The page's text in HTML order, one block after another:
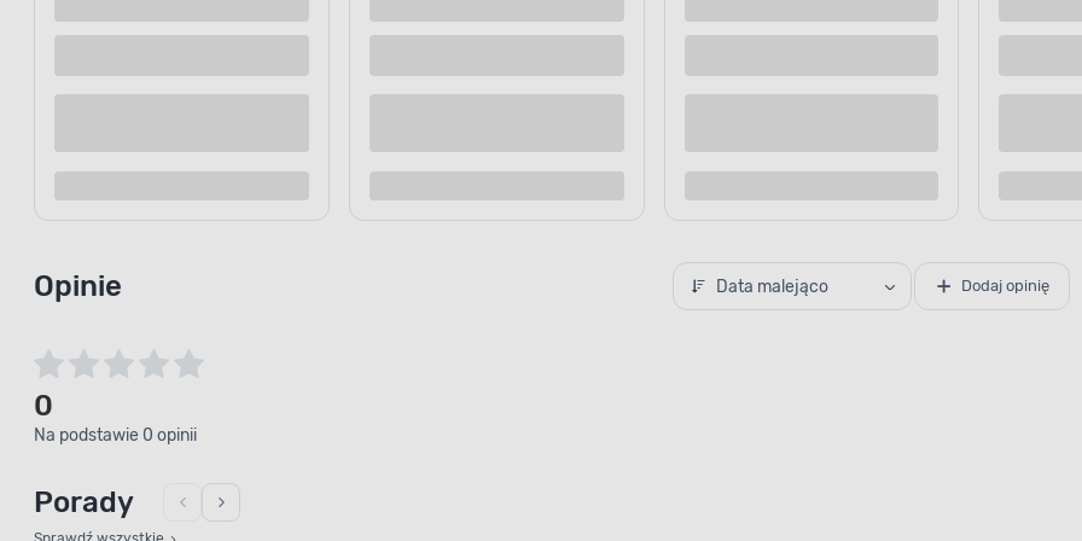
na różnorodne czynniki atmosferyczne oraz mechaniczne.
pomieszczeń, jak i na zewnątrz budynku. Za jej pomocą
Opinie Data malejąco Dodaj opinię
0
Na podstawie 0 opinii
Porady